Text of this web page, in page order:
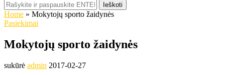
Ieškoti
Home » Mokytojų sporto žaidynės
Pasiekimai
Mokytojų sporto žaidynės
sukūrė admin 2017-02-27